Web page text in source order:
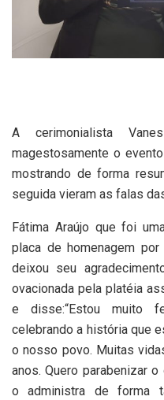
A cerimonialista
magestosamente o
mostrando de forma
seguida vieram as falas
Fátima Araújo que foi
placa de homenagem
deixou seu
ovacionada pela platéia
e disse:“Estou muito
celebrando a história que
o nosso povo. Muitas
anos. Quero parabenizar
o administra de forma